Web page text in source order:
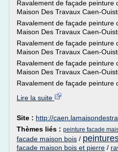
Ravalement de façade peinture
Maison Des Travaux Caen-
Ravalement de façade peinture
Maison Des Travaux Caen-
Ravalement de façade peinture
Maison Des Travaux Caen-
Ravalement de façade peinture
Maison Des Travaux Caen-
Ravalement de façade peinture
Lire la suite
Site : http://
Thèmes liés : peinture facade
facade maison bois /
facade maison bois et pierre /